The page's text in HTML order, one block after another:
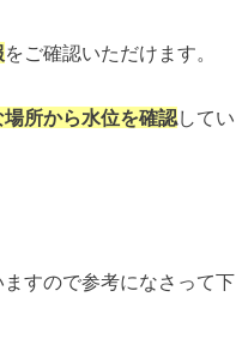
をご確認いただけます。
場所から水位を確認してい
ますので参考になさって下